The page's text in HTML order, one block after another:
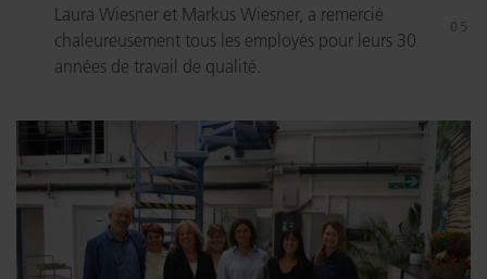
Laura Wiesner et Markus Wiesner, a remercié
chaleureusement tous les employés pour leurs 30
années de travail de qualité.